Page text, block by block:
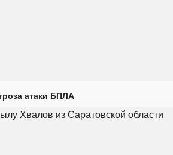
атаки БПЛА